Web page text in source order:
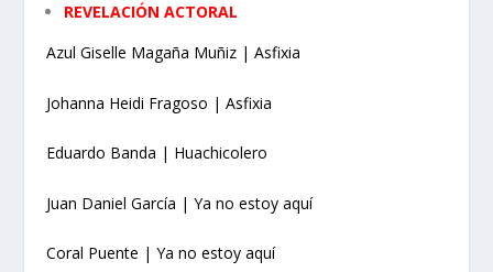
REVELACIÓN ACTORAL
Azul Giselle Magaña Muñiz | Asfixia
Johanna Heidi Fragoso | Asfixia
Eduardo Banda | Huachicolero
Juan Daniel García | Ya no estoy aquí
Coral Puente | Ya no estoy aquí